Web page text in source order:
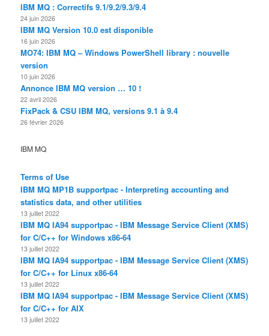
IBM MQ : Correctifs 9.1/9.2/9.3/9.4
24 juin 2026
IBM MQ Version 10.0 est disponible
16 juin 2026
MO74: IBM MQ – Windows PowerShell library : nouvelle
version
10 juin 2026
Annonce IBM MQ version … 10 !
22 avril 2026
FixPack & CSU IBM MQ, versions 9.1 à 9.4
26 février 2026
IBM MQ
Terms of Use
IBM MQ MP1B supportpac - Interpreting accounting and
statistics data, and other utilities
13 juillet 2022
IBM MQ IA94 supportpac - IBM Message Service Client (XMS)
for C/C++ for Windows x86-64
13 juillet 2022
IBM MQ IA94 supportpac - IBM Message Service Client (XMS)
for C/C++ for Linux x86-64
13 juillet 2022
IBM MQ IA94 supportpac - IBM Message Service Client (XMS)
for C/C++ for AIX
13 juillet 2022